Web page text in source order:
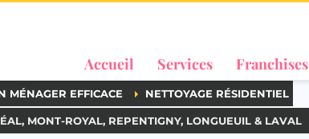
Accueil Services Franchises
MÉNAGER EFFICACE NETTOYAGE RÉSIDENTIEL
MONT-ROYAL, REPENTIGNY, LONGUEUIL & LAVAL